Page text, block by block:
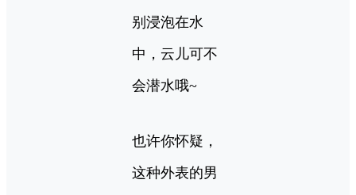
别浸泡在水
中，云儿可不
会潜水哦~
也许你怀疑，
这种外表的男